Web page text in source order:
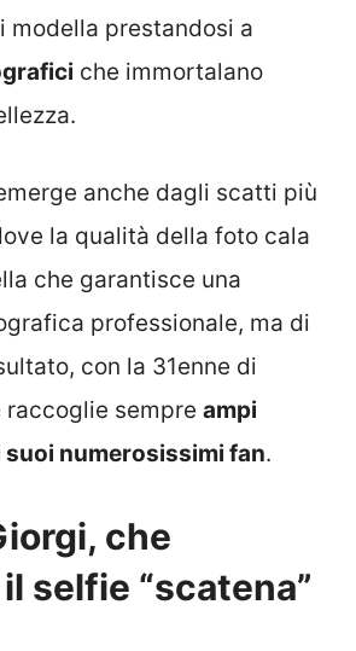
modella prestandosi a
che immortalano
anche dagli scatti più
la qualità della foto cala
che garantisce una
professionale, ma di
con la 31enne di
raccoglie sempre ampi
numerosissimi fan.
che
selfie “scatena”